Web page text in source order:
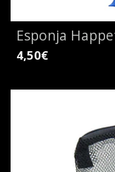
Esponja
4,50€